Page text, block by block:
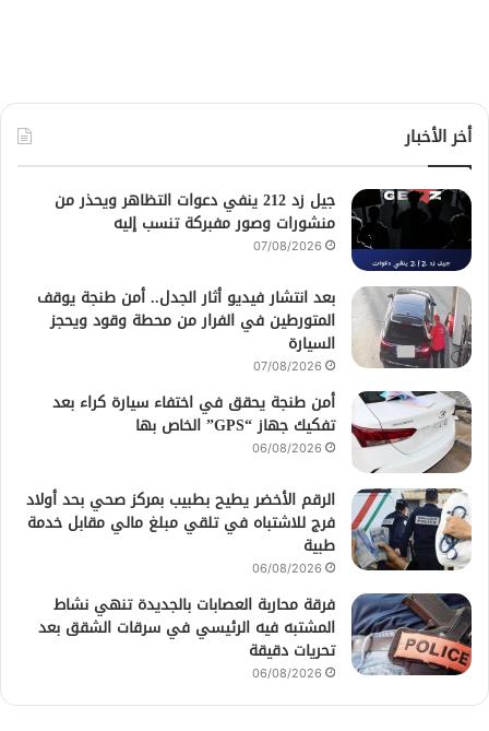
أخر الأخبار
جيل زد 212 ينفي دعوات التظاهر ويحذر من
منشورات وصور مفبركة تنسب إليه
07/08/2026
بعد انتشار فيديو أثار الجدل.. أمن طنجة يوقف
المتورطين في الفرار من محطة وقود ويحجز
السيارة
07/08/2026
أمن طنجة يحقق في اختفاء سيارة كراء بعد
تفكيك جهاز “GPS” الخاص بها
06/08/2026
الرقم الأخضر يطيح بطبيب بمركز صحي بحد أولاد
فرج للاشتباه في تلقي مبلغ مالي مقابل خدمة
طبية
06/08/2026
فرقة محاربة العصابات بالجديدة تنهي نشاط
المشتبه فيه الرئيسي في سرقات الشقق بعد
تحريات دقيقة
06/08/2026